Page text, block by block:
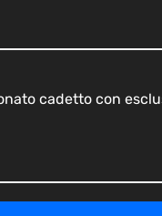
cadetto con